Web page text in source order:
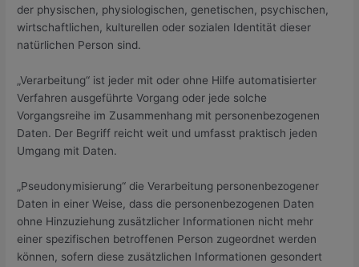
der physischen, physiologischen, genetischen, psychischen,
wirtschaftlichen, kulturellen oder sozialen Identität dieser
natürlichen Person sind.
„Verarbeitung“ ist jeder mit oder ohne Hilfe automatisierter
Verfahren ausgeführte Vorgang oder jede solche
Vorgangsreihe im Zusammenhang mit personenbezogenen
Daten. Der Begriff reicht weit und umfasst praktisch jeden
Umgang mit Daten.
„Pseudonymisierung“ die Verarbeitung personenbezogener
Daten in einer Weise, dass die personenbezogenen Daten
ohne Hinzuziehung zusätzlicher Informationen nicht mehr
einer spezifischen betroffenen Person zugeordnet werden
können, sofern diese zusätzlichen Informationen gesondert